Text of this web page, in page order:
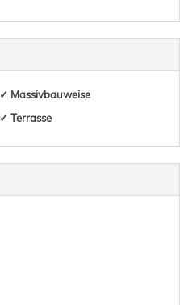
✓ Massivbauweise
✓ Terrasse